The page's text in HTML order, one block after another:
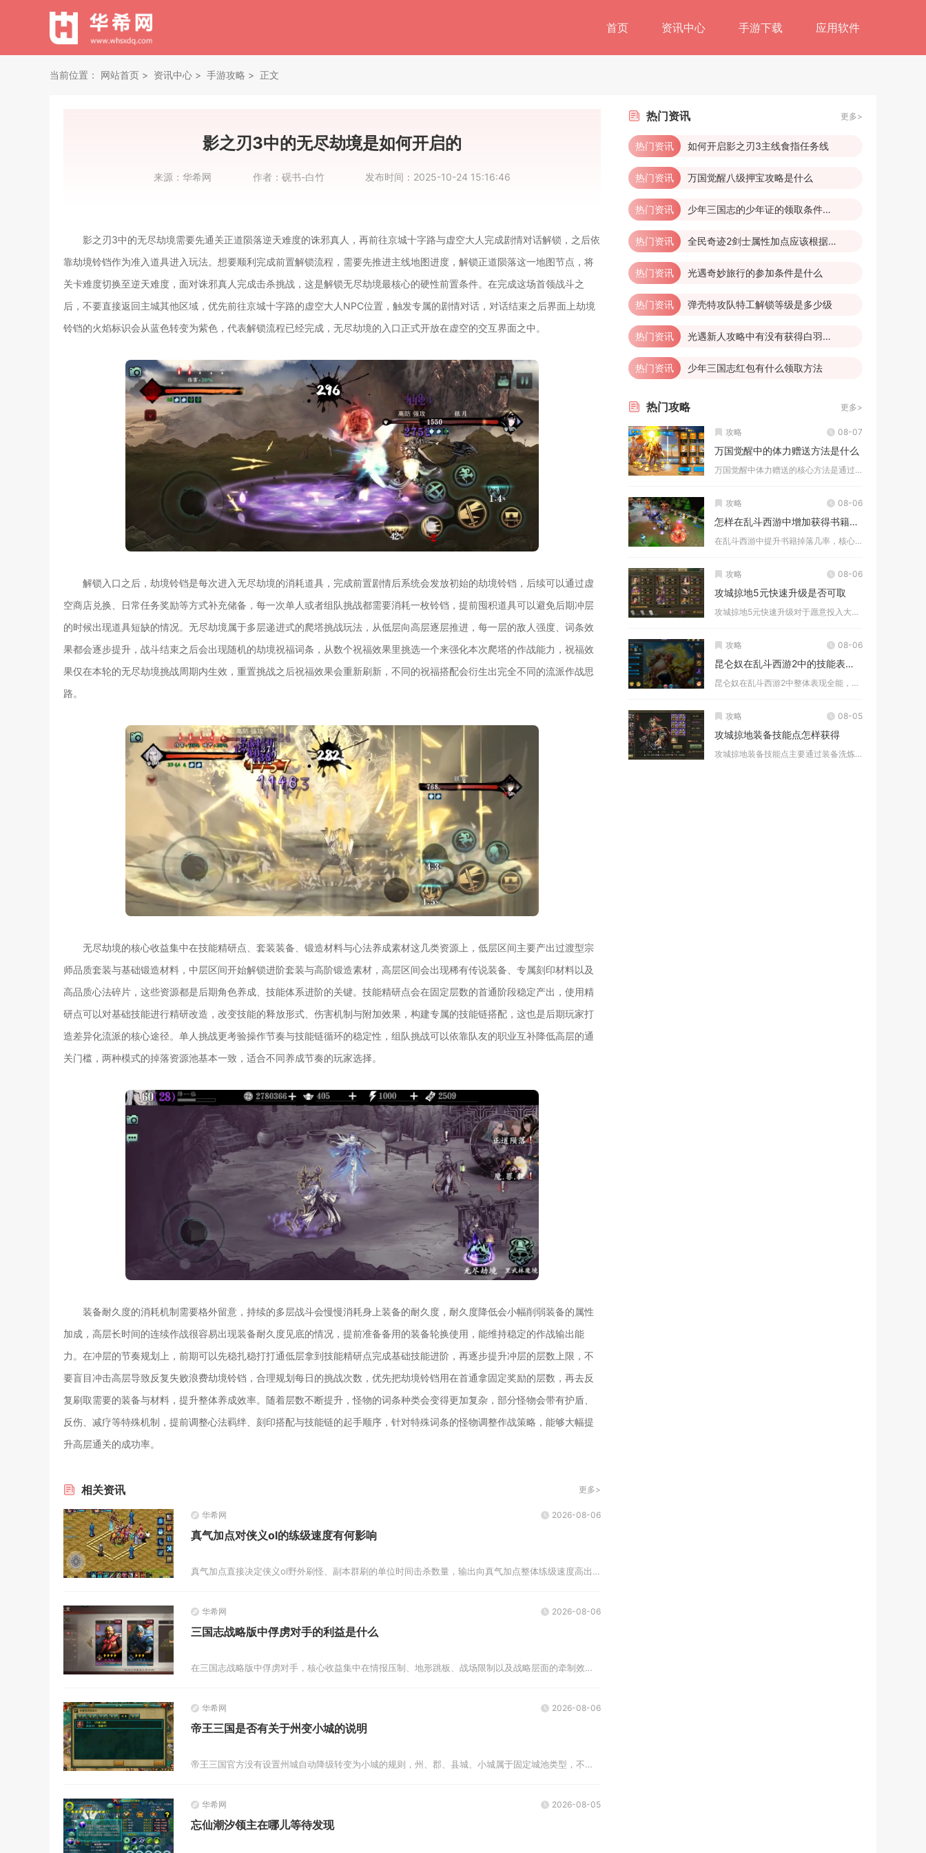
首页 资讯中心 手游下载 应用软件
当前位置： 网站首页 资讯中心 手游攻略 正文
影之刃3中的无尽劫境是如何开启的
来源： 华希网 作者： 砚书-白竹 发布时间： 2025-10-24 15:16:46
影之刃3中的无尽劫境需要先通关正道陨落逆天难度的诛邪真人，再前往京城十字路与虚空大人完成剧情对话解锁，之后依
靠劫境铃铛作为准入道具进入玩法。想要顺利完成前置解锁流程，需要先推进主线地图进度，解锁正道陨落这一地图节点，将
关卡难度切换至逆天难度，面对诛邪真人完成击杀挑战，这是解锁无尽劫境最核心的硬性前置条件。在完成这场首领战斗之
后，不要直接返回主城其他区域，优先前往京城十字路的虚空大人NPC位置，触发专属的剧情对话，对话结束之后界面上劫境
铃铛的火焰标识会从蓝色转变为紫色，代表解锁流程已经完成，无尽劫境的入口正式开放在虚空的交互界面之中。
解锁入口之后，劫境铃铛是每次进入无尽劫境的消耗道具，完成前置剧情后系统会发放初始的劫境铃铛，后续可以通过虚
空商店兑换、日常任务奖励等方式补充储备，每一次单人或者组队挑战都需要消耗一枚铃铛，提前囤积道具可以避免后期冲层
的时候出现道具短缺的情况。无尽劫境属于多层递进式的爬塔挑战玩法，从低层向高层逐层推进，每一层的敌人强度、词条效
果都会逐步提升，战斗结束之后会出现随机的劫境祝福词条，从数个祝福效果里挑选一个来强化本次爬塔的作战能力，祝福效
果仅在本轮的无尽劫境挑战周期内生效，重置挑战之后祝福效果会重新刷新，不同的祝福搭配会衍生出完全不同的流派作战思
路。
无尽劫境的核心收益集中在技能精研点、套装装备、锻造材料与心法养成素材这几类资源上，低层区间主要产出过渡型宗
师品质套装与基础锻造材料，中层区间开始解锁进阶套装与高阶锻造素材，高层区间会出现稀有传说装备、专属刻印材料以及
高品质心法碎片，这些资源都是后期角色养成、技能体系进阶的关键。技能精研点会在固定层数的首通阶段稳定产出，使用精
研点可以对基础技能进行精研改造，改变技能的释放形式、伤害机制与附加效果，构建专属的技能链搭配，这也是后期玩家打
造差异化流派的核心途径。单人挑战更考验操作节奏与技能链循环的稳定性，组队挑战可以依靠队友的职业互补降低高层的通
关门槛，两种模式的掉落资源池基本一致，适合不同养成节奏的玩家选择。
装备耐久度的消耗机制需要格外留意，持续的多层战斗会慢慢消耗身上装备的耐久度，耐久度降低会小幅削弱装备的属性
加成，高层长时间的连续作战很容易出现装备耐久度见底的情况，提前准备备用的装备轮换使用，能维持稳定的作战输出能
力。在冲层的节奏规划上，前期可以先稳扎稳打打通低层拿到技能精研点完成基础技能进阶，再逐步提升冲层的层数上限，不
要盲目冲击高层导致反复失败浪费劫境铃铛，合理规划每日的挑战次数，优先把劫境铃铛用在首通拿固定奖励的层数，再去反
复刷取需要的装备与材料，提升整体养成效率。随着层数不断提升，怪物的词条种类会变得更加复杂，部分怪物会带有护盾、
反伤、减疗等特殊机制，提前调整心法羁绊、刻印搭配与技能链的起手顺序，针对特殊词条的怪物调整作战策略，能够大幅提
升高层通关的成功率。
相关资讯 更多>
华希网 2026-08-06
真气加点对侠义ol的练级速度有何影响
真气加点直接决定侠义ol野外刷怪、副本群刷的单位时间击杀数量，输出向真气加点整体练级速度高出均衡、防御加点三成以上，分散...
华希网 2026-08-06
三国志战略版中俘虏对手的利益是什么
在三国志战略版中俘虏对手，核心收益集中在情报压制、地形跳板、战场限制以及战略层面的牵制效果，并不会直接掠夺对方仓库内的存...
华希网 2026-08-06
帝王三国是否有关于州变小城的说明
帝王三国官方没有设置州城自动降级转变为小城的规则，州、郡、县城、小城属于固定城池类型，不会因为战败、繁荣度下降、城墙破损...
华希网 2026-08-05
忘仙潮汐领主在哪儿等待发现
热门资讯 更多>
热门资讯 如何开启影之刃3主线食指任务线
热门资讯 万国觉醒八级押宝攻略是什么
热门资讯 少年三国志的少年证的领取条件是什么
热门资讯 全民奇迹2剑士属性加点应该根据什么来决策
热门资讯 光遇奇妙旅行的参加条件是什么
热门资讯 弹壳特攻队特工解锁等级是多少级
热门资讯 光遇新人攻略中有没有获得白羽复训的技巧
热门资讯 少年三国志红包有什么领取方法
热门攻略 更多>
攻略 08-07
万国觉醒中的体力赠送方法是什么
万国觉醒中体力赠送的核心方法是通过好友系统互赠，每位好友每日...
攻略 08-06
怎样在乱斗西游中增加获得书籍的几率
在乱斗西游中提升书籍掉落几率，核心在于锁定高概率副本、抓双倍...
攻略 08-06
攻城掠地5元快速升级是否可取
攻城掠地5元快速升级对于愿意投入大量时间的平民玩家可取，纯休...
攻略 08-06
昆仑奴在乱斗西游2中的技能表现如何
昆仑奴在乱斗西游2中整体表现全能，兼顾前排承伤、群体控制、范...
攻略 08-05
攻城掠地装备技能点怎样获得
攻城掠地装备技能点主要通过装备洗炼、技能升级、洗出秘技、任务...